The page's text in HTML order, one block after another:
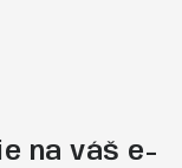
na váš e-